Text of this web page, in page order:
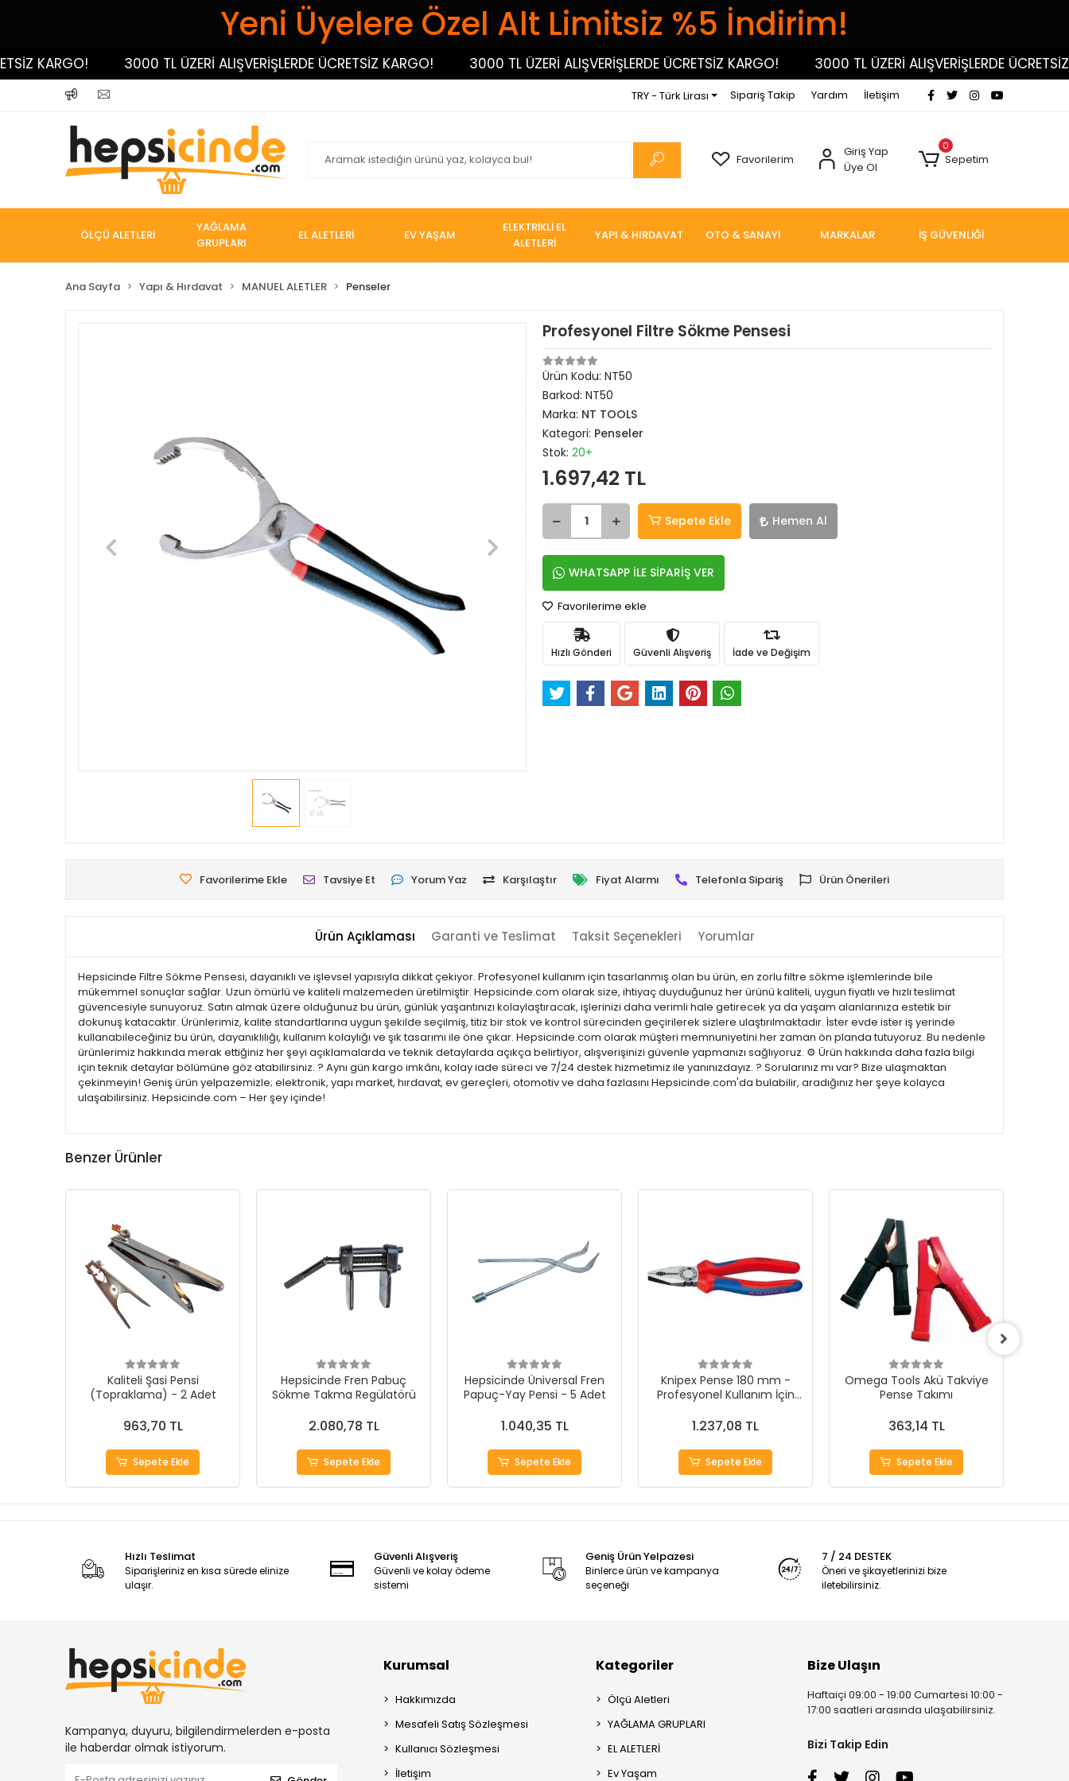
Yeni Üyelere Özel Alt Limitsiz %5 İndirim!
KARGO! 3000 TL ÜZERİ ALIŞVERİŞLERDE ÜCRETSİZ KARGO! 3000 TL ÜZERİ ALIŞVERİŞLERDE ÜCRETSİZ KARGO! 3000 TL ÜZERİ ALIŞVERİŞLERDE ÜCRETSİZ
TRY - Türk Lirası Sipariş Takip Yardım İletişim
Favorilerim
Giriş Yap
Üye Ol
0
Sepetim
ÖLÇÜ ALETLERİ
YAĞLAMA
GRUPLARI
EL ALETLERİ EV YAŞAM
ELEKTRİKLİ EL
ALETLERİ
YAPI & HIRDAVAT OTO & SANAYİ MARKALAR İŞ GÜVENLİĞİ
Ana Sayfa Yapı & Hırdavat MANUEL ALETLER Penseler
Profesyonel Filtre Sökme Pensesi
Ürün Kodu: NT50
Barkod: NT50
Marka: NT TOOLS
Kategori: Penseler
Stok: 20+
1.697,42 TL
Sepete Ekle Hemen Al
WHATSAPP İLE SİPARİŞ VER
Favorilerime ekle
Hızlı Gönderi Güvenli Alışveriş İade ve Değişim
Favorilerime Ekle Tavsiye Et Yorum Yaz Karşılaştır Fiyat Alarmı Telefonla Sipariş Ürün Önerileri
Ürün Açıklaması Garanti ve Teslimat Taksit Seçenekleri Yorumlar
Hepsicinde Filtre Sökme Pensesi, dayanıklı ve işlevsel yapısıyla dikkat çekiyor. Profesyonel kullanım için tasarlanmış olan bu ürün, en zorlu filtre sökme işlemlerinde bile
mükemmel sonuçlar sağlar. Uzun ömürlü ve kaliteli malzemeden üretilmiştir. Hepsicinde.com olarak size, ihtiyaç duyduğunuz her ürünü kaliteli, uygun fiyatlı ve hızlı teslimat
güvencesiyle sunuyoruz. Satın almak üzere olduğunuz bu ürün, günlük yaşantınızı kolaylaştıracak, işlerinizi daha verimli hale getirecek ya da yaşam alanlarınıza estetik bir
dokunuş katacaktır. Ürünlerimiz, kalite standartlarına uygun şekilde seçilmiş, titiz bir stok ve kontrol sürecinden geçirilerek sizlere ulaştırılmaktadır. İster evde ister iş yerinde
kullanabileceğiniz bu ürün, dayanıklılığı, kullanım kolaylığı ve şık tasarımı ile öne çıkar. Hepsicinde.com olarak müşteri memnuniyetini her zaman ön planda tutuyoruz. Bu nedenle
ürünlerimiz hakkında merak ettiğiniz her şeyi açıklamalarda ve teknik detaylarda açıkça belirtiyor, alışverişinizi güvenle yapmanızı sağlıyoruz. ⚙️ Ürün hakkında daha fazla bilgi
için teknik detaylar bölümüne göz atabilirsiniz. ? Aynı gün kargo imkânı, kolay iade süreci ve 7/24 destek hizmetimiz ile yanınızdayız. ? Sorularınız mı var? Bize ulaşmaktan
çekinmeyin! Geniş ürün yelpazemizle; elektronik, yapı market, hırdavat, ev gereçleri, otomotiv ve daha fazlasını Hepsicinde.com'da bulabilir, aradığınız her şeye kolayca
ulaşabilirsiniz. Hepsicinde.com – Her şey içinde!
Benzer Ürünler
Kaliteli Şasi Pensi
(Topraklama) - 2 Adet
963,70 TL
Sepete Ekle
Hepsicinde Fren Pabuç
Sökme Takma Regülatörü
2.080,78 TL
Sepete Ekle
Hepsicinde Üniversal Fren
Papuç-Yay Pensi - 5 Adet
1.040,35 TL
Sepete Ekle
Knipex Pense 180 mm -
Profesyonel Kullanım İçin
1.237,08 TL
Sepete Ekle
Omega Tools Akü Takviye
Pense Takımı
363,14 TL
Sepete Ekle
Hızlı Teslimat
Siparişleriniz en kısa sürede elinize
ulaşır.
Güvenli Alışveriş
Güvenli ve kolay ödeme
sistemi
Geniş Ürün Yelpazesi
Binlerce ürün ve kampanya
seçeneği
7 / 24 DESTEK
Öneri ve şikayetlerinizi bize
iletebilirsiniz.
Kampanya, duyuru, bilgilendirmelerden e-posta
ile haberdar olmak istiyorum.
Kurumsal
Hakkımızda
Mesafeli Satış Sözleşmesi
Kullanıcı Sözleşmesi
İletişim
Kategoriler
Ölçü Aletleri
YAĞLAMA GRUPLARI
EL ALETLERİ
Ev Yaşam
Bize Ulaşın
Haftaiçi 09:00 - 19:00 Cumartesi 10:00 -
17:00 saatleri arasında ulaşabilirsiniz.
Bizi Takip Edin